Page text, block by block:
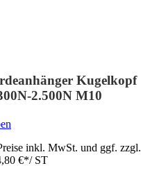
Kugelkopf
2.500N M10
inkl. MwSt. und ggf. zzgl.
€*/ ST